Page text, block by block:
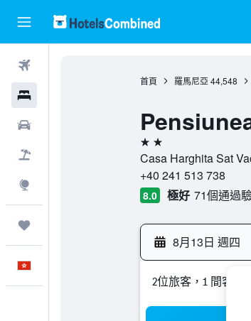
首頁 羅馬尼亞 44,548
2星級
Casa Harghita Sat
+40 241 513 738
8.0 極好 71個通過
8月13日 週四
2位旅客，1 間客房